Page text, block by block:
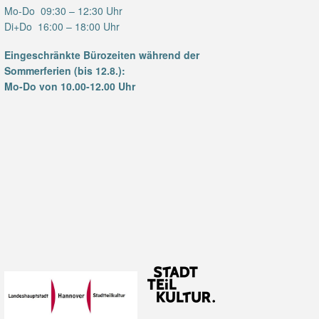
Mo-Do 09:30 – 12:30 Uhr
Di+Do 16:00 – 18:00 Uhr
Eingeschränkte Bürozeiten während der
Sommerferien (bis 12.8.):
Mo-Do von 10.00-12.00 Uhr